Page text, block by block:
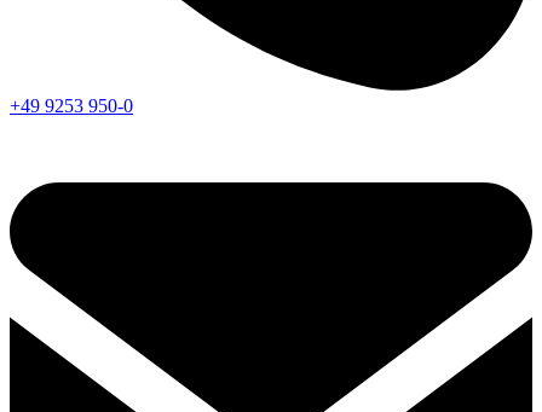
+49 9253 950-0